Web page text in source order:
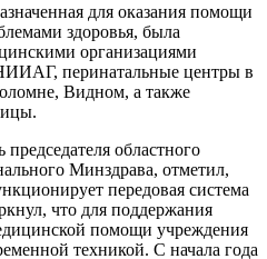
для оказания помощи
здоровья, была
организациями
перинатальные центры в
Видном, а также
областного
Минздрава, отметил,
передовая система
что для поддержания
помощи учреждения
техникой. С начала года